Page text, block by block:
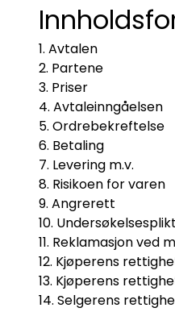
Avtalen
Partene
Priser
Avtaleinngåelsen
Ordrebekreftelse
Betaling
Levering m.v.
Risikoen for varen
Angrerett
Undersøkelsesplikt
Reklamasjon ved
Kjøperens
Kjøperens
Selgerens